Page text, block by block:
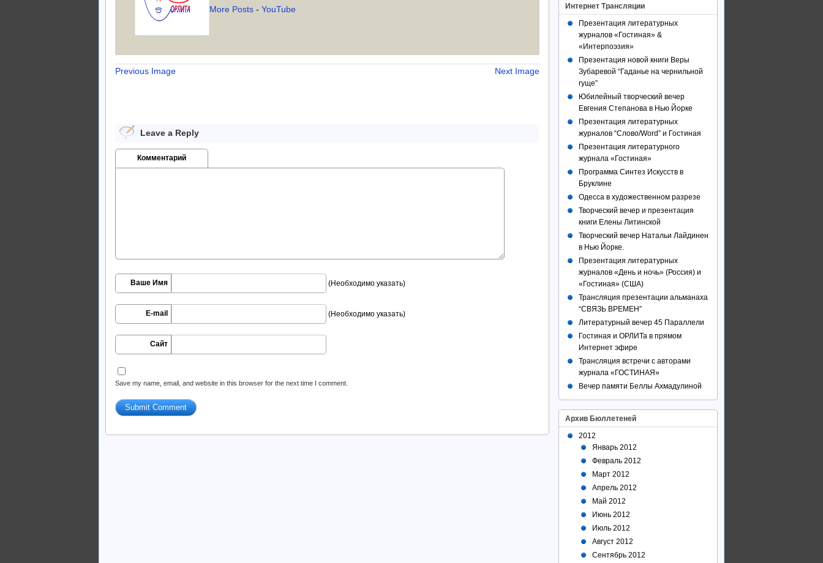
More Posts - YouTube
Previous Image Next Image
Leave a Reply
Комментарий
Ваше Имя (Необходимо указать)
E-mail (Необходимо указать)
Сайт
Save my name, email, and website in this browser for the next time I comment.
Интернет Трансляции
Презентация литературных
журналов «Гостиная» &
«Интерпоэзия»
Презентация новой книги Веры
Зубаревой “Гаданье на чернильной
гуще”
Юбилейный творческий вечер
Евгения Степанова в Нью Йорке
Презентация литературных
журналов “Слово/Word” и Гостиная
Презентация литературного
журнала «Гостиная»
Программа Синтез Искусств в
Бруклине
Одесса в художественном разрезе
Творческий вечер и презентация
книги Елены Литинской
Творческий вечер Натальи Лайдинен
в Нью Йорке.
Презентация литературных
журналов «День и ночь» (Россия) и
«Гостиная» (США)
Трансляция презентации альманаха
“СВЯЗЬ ВРЕМЕН”
Литературный вечер 45 Параллели
Гостиная и ОРЛИТа в прямом
Интернет эфире
Трансляция встречи с авторами
журнала «ГОСТИНАЯ»
Вечер памяти Беллы Ахмадулиной
Архив Бюллетеней
2012
Январь 2012
Февраль 2012
Март 2012
Апрель 2012
Май 2012
Июнь 2012
Июль 2012
Август 2012
Сентябрь 2012